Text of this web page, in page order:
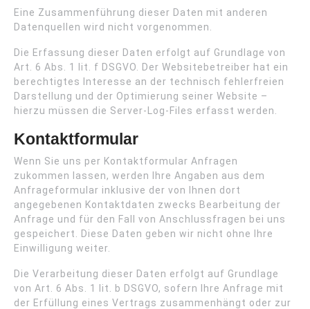
Eine Zusammenführung dieser Daten mit anderen
Datenquellen wird nicht vorgenommen.
Die Erfassung dieser Daten erfolgt auf Grundlage von
Art. 6 Abs. 1 lit. f DSGVO. Der Websitebetreiber hat ein
berechtigtes Interesse an der technisch fehlerfreien
Darstellung und der Optimierung seiner Website –
hierzu müssen die Server-Log-Files erfasst werden.
Kontaktformular
Wenn Sie uns per Kontaktformular Anfragen
zukommen lassen, werden Ihre Angaben aus dem
Anfrageformular inklusive der von Ihnen dort
angegebenen Kontaktdaten zwecks Bearbeitung der
Anfrage und für den Fall von Anschlussfragen bei uns
gespeichert. Diese Daten geben wir nicht ohne Ihre
Einwilligung weiter.
Die Verarbeitung dieser Daten erfolgt auf Grundlage
von Art. 6 Abs. 1 lit. b DSGVO, sofern Ihre Anfrage mit
der Erfüllung eines Vertrags zusammenhängt oder zur